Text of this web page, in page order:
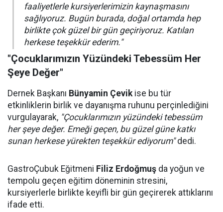
faaliyetlerle kursiyerlerimizin kaynaşmasını
sağlıyoruz. Bugün burada, doğal ortamda hep
birlikte çok güzel bir gün geçiriyoruz. Katılan
herkese teşekkür ederim."
"Çocuklarımızın Yüzündeki Tebessüm Her
Şeye Değer"
Dernek Başkanı Bünyamin Çevikise bu tür
etkinliklerin birlik ve dayanışma ruhunu perçinlediğini
vurgulayarak, "Çocuklarımızın yüzündeki tebessüm
her şeye değer. Emeği geçen, bu güzel güne katkı
sunan herkese yürekten teşekkür ediyorum"dedi.
GastroÇubuk Eğitmeni Filiz Erdoğmuş da yoğun ve
tempolu geçen eğitim döneminin stresini,
kursiyerlerle birlikte keyifli bir gün geçirerek attıklarını
ifade etti.